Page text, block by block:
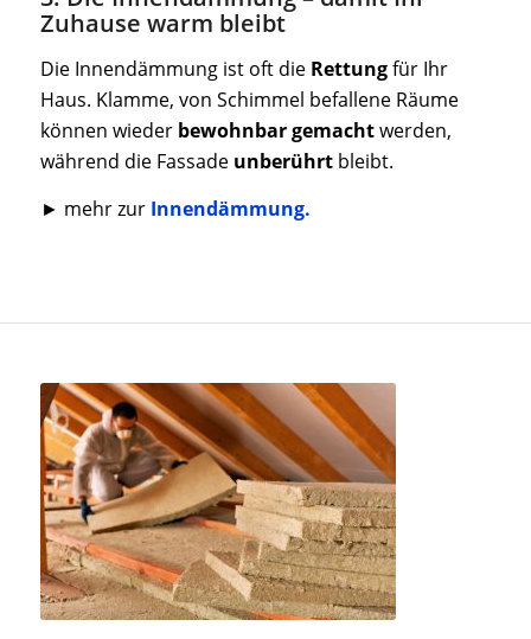
Zuhause warm bleibt
Die Innendämmung ist oft die Rettungfür Ihr
Haus. Klamme, von Schimmel befallene Räume
können wieder bewohnbar gemachtwerden,
während die Fassade unberührtbleibt.
► mehr zur Innendämmung.